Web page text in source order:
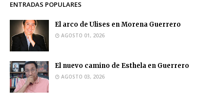
ENTRADAS POPULARES
El arco de Ulises en Morena Guerrero
AGOSTO 01, 2026
El nuevo camino de Esthela en Guerrero
AGOSTO 03, 2026